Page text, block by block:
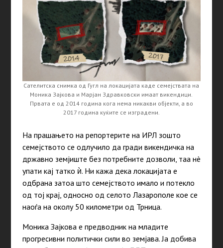
Сателитска снимка од Гугл на локацијата каде семејствата на
Моника Зајкова и Марјан Здравковски имаат викендици.
Првата е од 2014 година кога нема никакви објекти, а во
2017 година куќите се изградени.
На прашањето на репортерите на ИРЛ зошто
семејството се одлучило да гради викендичка на
државно земјиште без потребните дозволи, таа нè
упати кај татко ѝ. Ни кажа дека локацијата е
одбрана затоа што семејството имало и потекло
од тој крај, односно од селото Лазарополе кое се
наоѓа на околу 50 километри од Трница.
Моника Зајкова е предводник на младите
прогресивни политички сили во земјава. Ја добива